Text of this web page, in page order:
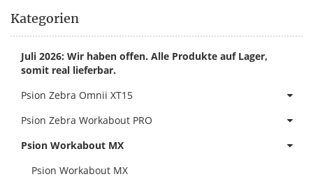
Kategorien
Juli 2026: Wir haben offen. Alle Produkte auf Lager,
somit real lieferbar.
Psion Zebra Omnii XT15
Psion Zebra Workabout PRO
Psion Workabout MX
Psion Workabout MX